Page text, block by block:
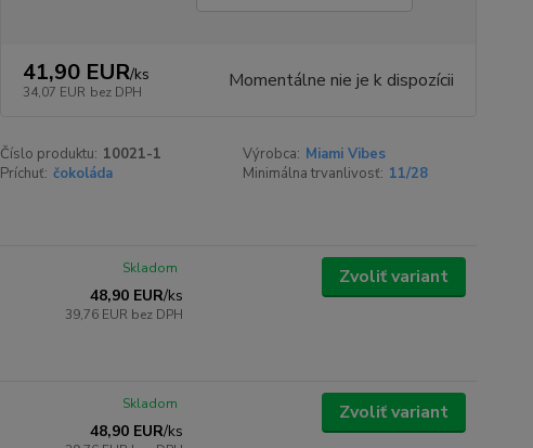
41,90 EUR/ks
34,07 EUR bez DPH Momentálne nie je k dispozícii
Číslo produktu: 10021-1 Výrobca: Miami Vibes
Príchuť: čokoláda Minimálna trvanlivosť: 11/28
48,90 EUR/ks
39,76 EUR bez DPH
Skladom Zvoliť variant
48,90 EUR/ks
Skladom Zvoliť variant